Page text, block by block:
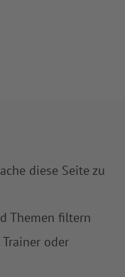
diese Seite zu
Themen filtern
oder